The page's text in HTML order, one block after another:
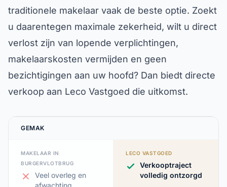
traditionele makelaar vaak de beste optie. Zoekt
u daarentegen maximale zekerheid, wilt u direct
verlost zijn van lopende verplichtingen,
makelaarskosten vermijden en geen
bezichtigingen aan uw hoofd? Dan biedt directe
verkoop aan Leco Vastgoed die uitkomst.
GEMAK
MAKELAAR IN
BURGERVLOTBRUG
Veel overleg en
afwachting
LECO VASTGOED
Verkooptraject
volledig ontzorgd